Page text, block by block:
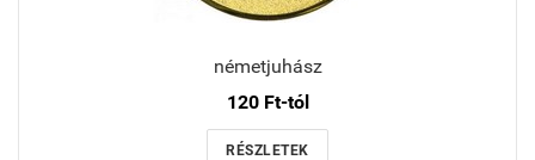
németjuhász
120 Ft-tól
RÉSZLETEK